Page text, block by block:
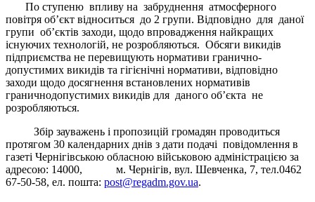
По ступеню впливу на забруднення атмосферного
повітря об’єкт відноситься до 2 групи. Відповідно для даної
групи об’єктів заходи, щодо впровадження найкращих
існуючих технологій, не розробляються. Обсяги викидів
підприємства не перевищують нормативи гранично-
допустимих викидів та гігієнічні нормативи, відповідно
заходи щодо досягнення встановлених нормативів
граничнодопустимих викидів для даного об’єкта не
розробляються.
Збір зауважень і пропозицій громадян проводиться
протягом 30 календарних днів з дати подачі повідомлення в
газеті Чернігівською обласною військовою адміністрацією за
адресою: 14000, м. Чернігів, вул. Шевченка, 7, тел.0462
67-50-58, ел. пошта: post@regadm.gov.ua.